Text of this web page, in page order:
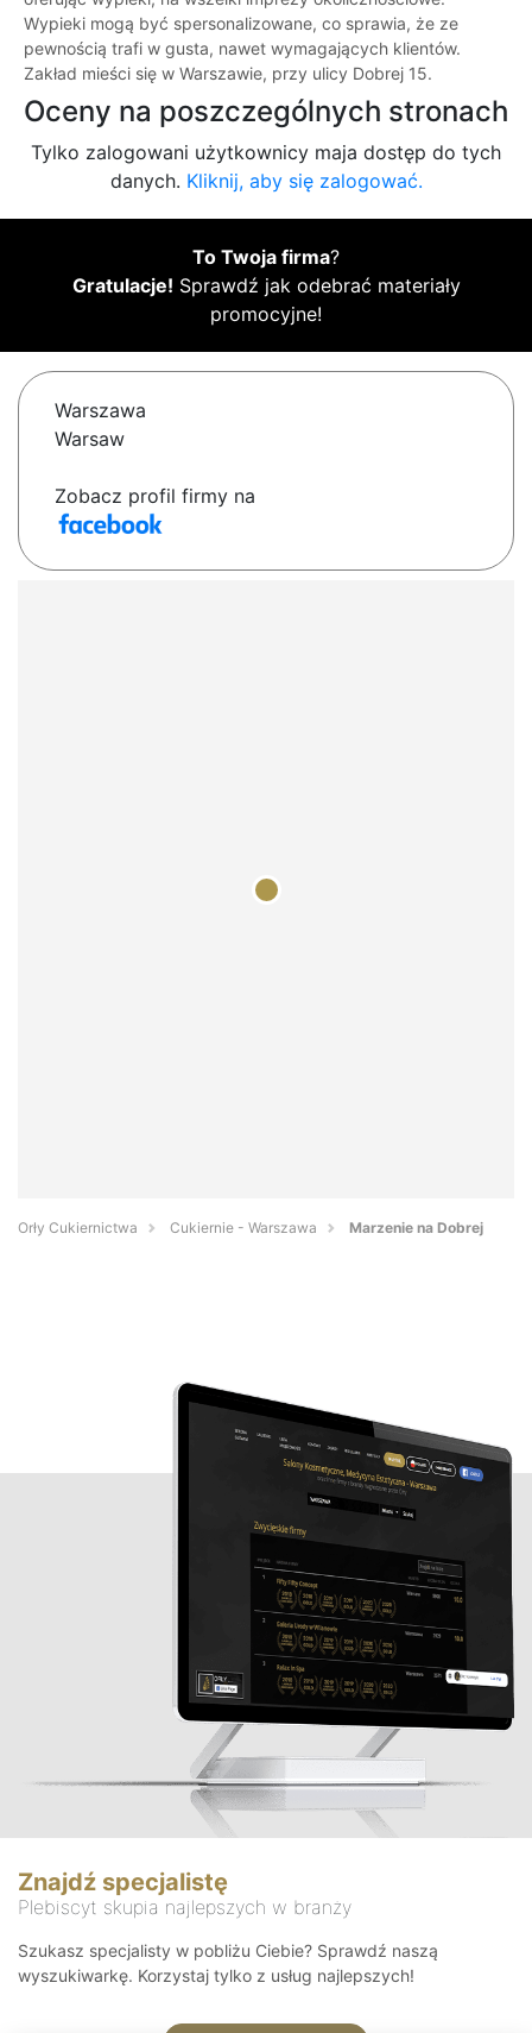
Wypieki mogą być spersonalizowane, co sprawia, że ze
pewnością trafi w gusta, nawet wymagających klientów.
Zakład mieści się w Warszawie, przy ulicy Dobrej 15.
Oceny na poszczególnych stronach
Tylko zalogowani użytkownicy maja dostęp do tych
danych. Kliknij, aby się zalogować.
To Twoja firma?
Gratulacje! Sprawdź jak odebrać materiały
promocyjne!
Warszawa
Warsaw
Zobacz profil firmy na
Orły Cukiernictwa Cukiernie - Warszawa Marzenie na Dobrej
Znajdź specjalistę
Plebiscyt skupia najlepszych w branży
Szukasz specjalisty w pobliżu Ciebie? Sprawdź naszą
wyszukiwarkę. Korzystaj tylko z usług najlepszych!